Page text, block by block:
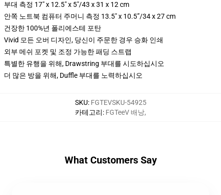
부대 측정 17" x 12.5" x 5"/43 x 31 x 12 cm
안쪽 노트북 컴퓨터 주머니 측정 13.5" x 10.5”/34 x 27 cm
건장한 100%년 폴리에스테 포탄
Vivid 모든 오버 디자인, 당신이 주문한 경우 승화 인쇄
외부 메쉬 포켓 및 조정 가능한 패딩 스트랩
특별한 유행을 위해, Drawstring 부대를 시도하십시오
더 많은 방을 위해, Duffle 부대를 노력하십시오
SKU: FGTEVSKU-54925
카테고리: FGTeeV 배낭,
What Customers Say